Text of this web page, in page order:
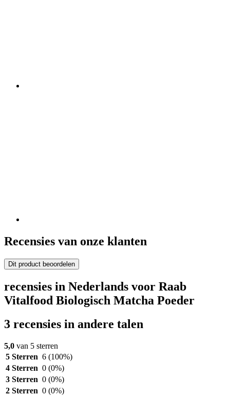
Recensies van onze klanten
Dit product beoordelen
recensies in Nederlands voor Raab
Vitalfood Biologisch Matcha Poeder
3 recensies in andere talen
5,0 van 5 sterren
5 Sterren 6 (100%)
4 Sterren 0 (0%)
3 Sterren 0 (0%)
2 Sterren 0 (0%)